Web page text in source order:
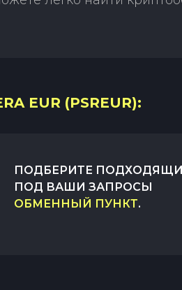
EUR (PSREUR):
ПОДБЕРИТЕ
ПОД ВАШИ ЗАПРОСЫ
ОБМЕННЫЙ ПУНКТ.